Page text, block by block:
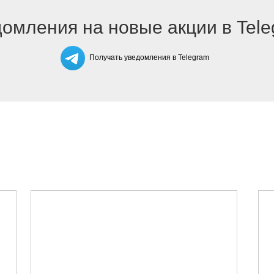
на новые акции в
Получать уведомления в Telegram